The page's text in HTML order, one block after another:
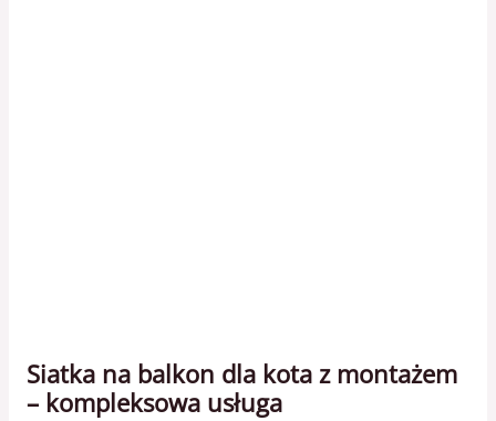
Siatka na balkon dla kota z montażem
– kompleksowa usługa